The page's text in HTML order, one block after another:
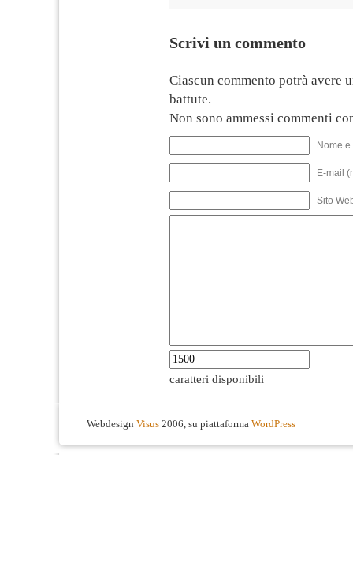
Scrivi un commento
Ciascun commento potrà avere
battute.
Non sono ammessi commenti
Nome
E-mail
Sito
caratteri disponibili
Webdesign Visus 2006, su piattaforma WordPress